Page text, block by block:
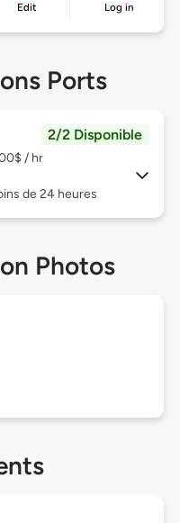
Edit Log in
Ports
2/2 Disponible
/ hr
de 24 heures
Photos